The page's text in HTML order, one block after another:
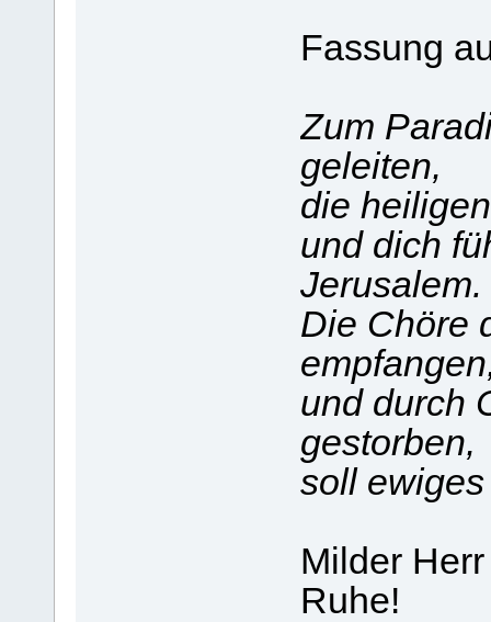
Fassung
Zum
geleiten,
die
und dich
Jerusalem.
Die Chöre
und durch
gestorben,
soll
Milder
Ruhe!